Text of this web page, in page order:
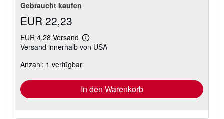
Gebraucht kaufen
EUR 22,23
EUR 4,28 Versand
Weitere
Informationen
Versand innerhalb von USA
Anzahl: 1 verfügbar
In den Warenkorb